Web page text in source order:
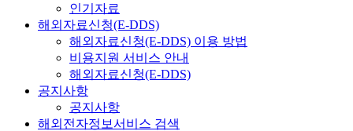
인기자료
해외자료신청(E-DDS)
해외자료신청(E-DDS) 이용 방법
비용지원 서비스 안내
해외자료신청(E-DDS)
공지사항
공지사항
해외전자정보서비스 검색